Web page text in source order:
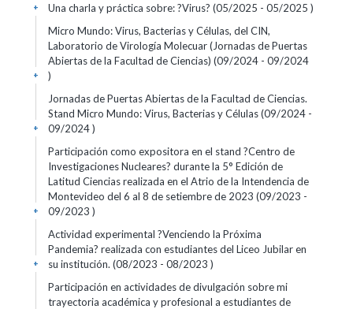
Una charla y práctica sobre: ?Virus? (05/2025 - 05/2025 )
+
Micro Mundo: Virus, Bacterias y Células, del CIN,
Laboratorio de Virología Molecuar (Jornadas de Puertas
Abiertas de la Facultad de Ciencias) (09/2024 - 09/2024
)
+
Jornadas de Puertas Abiertas de la Facultad de Ciencias.
Stand Micro Mundo: Virus, Bacterias y Células (09/2024 -
09/2024 )
+
Participación como expositora en el stand ?Centro de
Investigaciones Nucleares? durante la 5° Edición de
Latitud Ciencias realizada en el Atrio de la Intendencia de
Montevideo del 6 al 8 de setiembre de 2023 (09/2023 -
09/2023 )
+
Actividad experimental ?Venciendo la Próxima
Pandemia? realizada con estudiantes del Liceo Jubilar en
su institución. (08/2023 - 08/2023 )
+
Participación en actividades de divulgación sobre mi
trayectoria académica y profesional a estudiantes de